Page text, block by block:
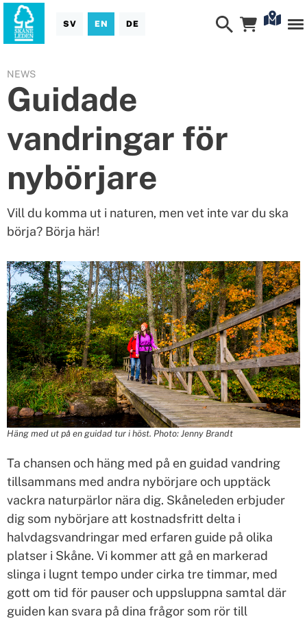
SV EN DE
NEWS
Guidade
vandringar för
nybörjare
Vill du komma ut i naturen, men vet inte var du ska
börja? Börja här!
Häng med ut på en guidad tur i höst. Photo: Jenny Brandt
Ta chansen och häng med på en guidad vandring
tillsammans med andra nybörjare och upptäck
vackra naturpärlor nära dig. Skåneleden erbjuder
dig som nybörjare att kostnadsfritt delta i
halvdagsvandringar med erfaren guide på olika
platser i Skåne. Vi kommer att gå en markerad
slinga i lugnt tempo under cirka tre timmar, med
gott om tid för pauser och uppsluppna samtal där
guiden kan svara på dina frågor som rör till